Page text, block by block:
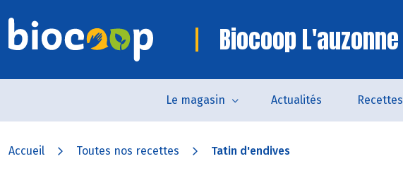
Biocoop L'auzonne
Le magasin Actualités Recettes
Accueil Toutes nos recettes Tatin d'endives